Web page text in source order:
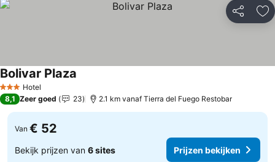
Delen
3 SterrenHotel
Bolivar Plaza
8,1 Zeer goed 23 2.1 km vanaf Tierra del Fuego Restobar
Van € 52
Bekijk prijzen van 6 sites Prijzen bekijken